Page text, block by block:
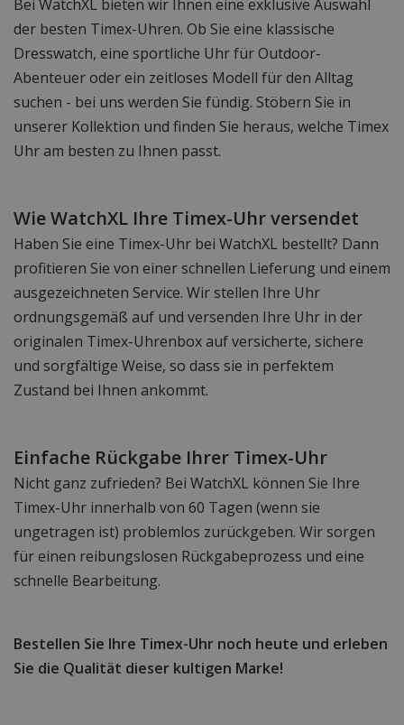
Bei WatchXL bieten wir Ihnen eine exklusive Auswahl
der besten Timex-Uhren. Ob Sie eine klassische
Dresswatch, eine sportliche Uhr für Outdoor-
Abenteuer oder ein zeitloses Modell für den Alltag
suchen - bei uns werden Sie fündig. Stöbern Sie in
unserer Kollektion und finden Sie heraus, welche Timex
Uhr am besten zu Ihnen passt.
Wie WatchXL Ihre Timex-Uhr versendet
Haben Sie eine Timex-Uhr bei WatchXL bestellt? Dann
profitieren Sie von einer schnellen Lieferung und einem
ausgezeichneten Service. Wir stellen Ihre Uhr
ordnungsgemäß auf und versenden Ihre Uhr in der
originalen Timex-Uhrenbox auf versicherte, sichere
und sorgfältige Weise, so dass sie in perfektem
Zustand bei Ihnen ankommt.
Einfache Rückgabe Ihrer Timex-Uhr
Nicht ganz zufrieden? Bei WatchXL können Sie Ihre
Timex-Uhr innerhalb von 60 Tagen (wenn sie
ungetragen ist) problemlos zurückgeben. Wir sorgen
für einen reibungslosen Rückgabeprozess und eine
schnelle Bearbeitung.
Bestellen Sie Ihre Timex-Uhr noch heute und erleben
Sie die Qualität dieser kultigen Marke!